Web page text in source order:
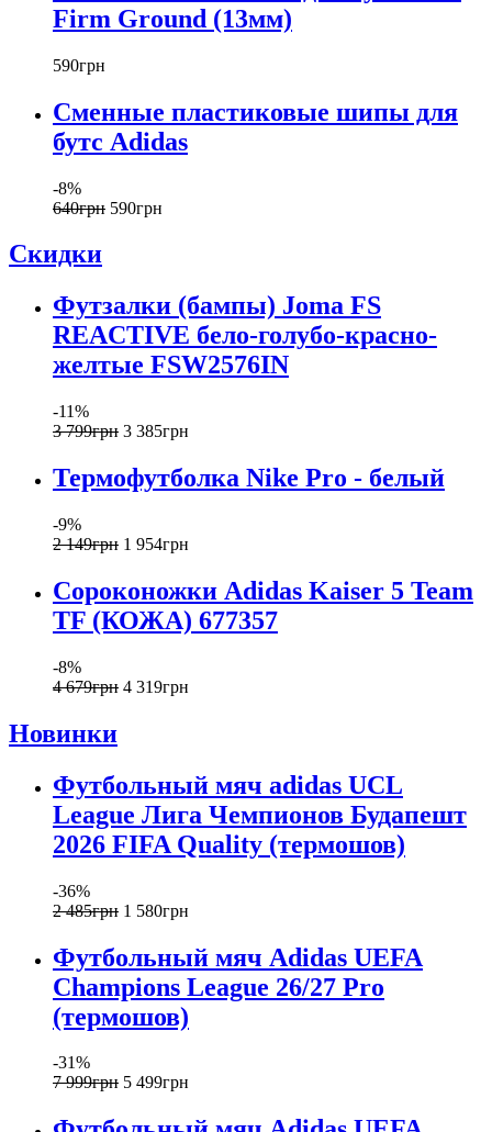
Firm Ground (13мм)
590грн
Сменные пластиковые шипы для
бутс Adidas
-8%
640грн 590грн
Скидки
Футзалки (бампы) Joma FS
REACTIVE бело-голубо-красно-
желтые FSW2576IN
-11%
3 799грн 3 385грн
Термофутболка Nike Pro - белый
-9%
2 149грн 1 954грн
Сороконожки Adidas Kaiser 5 Team
TF (КОЖА) 677357
-8%
4 679грн 4 319грн
Новинки
Футбольный мяч adidas UCL
League Лига Чемпионов Будапешт
2026 FIFA Quality (термошов)
-36%
2 485грн 1 580грн
Футбольный мяч Adidas UEFA
Champions League 26/27 Pro
(термошов)
-31%
7 999грн 5 499грн